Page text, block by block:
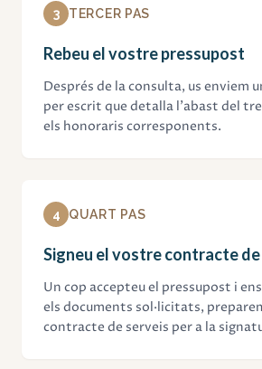
3 TERCER PAS
Rebeu el vostre pressupost
Després de la consulta, us enviem
per escrit que detalla l'abast del
els honoraris corresponents.
4 QUART PAS
Signeu el vostre contracte
Un cop accepteu el pressupost i
els documents sol·licitats,
contracte de serveis per a la